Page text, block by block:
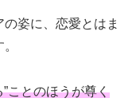
の姿に、恋愛とはま
”ことのほうが尊く